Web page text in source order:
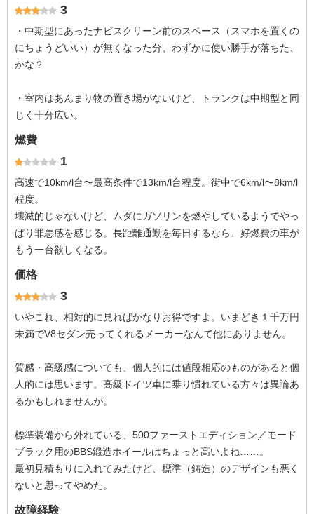
3
・中期型にあったナビスクリーン前のスペース（スマホを置くの
にちょうどいい）が無くなった分、わずかに使い勝手が落ちた、
かな？
・室内はあんまり物の置き場がないけど、トランクは中期型と同
じく十分広い。
燃費
1
高速で10km/l台〜最高条件で13km/l台程度。街中で6km/l〜8km/l
程度。
壊滅的じゃないけど、ムダにガソリンを燃やしているようでやっ
ぱり罪悪感を感じる。長距離通勤を毎日するなら、好燃費の車が
もう一台欲しくなる。
価格
3
いやこれ、相対的に見ればかなりお得ですよ。いまどき１千万円
未満でV8セダン売ってくれるメーカーなんて他にありません。
質感・高級感についても、個人的には値段相応のものがあると個
人的には思います。高級ドイツ車に乗り慣れている方々は異論あ
るかもしれませんが。
標準装備から外れている、500ファーストエディション／モード
ブラック用のBBS鍛造ホイールはちょっと高いよね……。
最初見積もりに入れてみたけど、標準（鋳造）のデザインも悪く
ないと思ってやめた。
故障経験